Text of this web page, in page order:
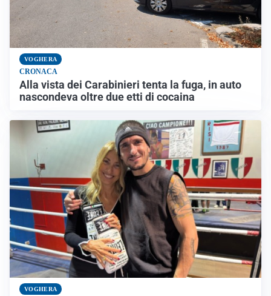
VOGHERA
CRONACA
Alla vista dei Carabinieri tenta la fuga, in auto
nascondeva oltre due etti di cocaina
VOGHERA